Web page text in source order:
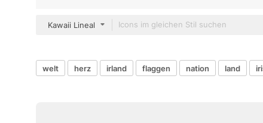
Kawaii Lineal
welt herz irland flaggen nation land